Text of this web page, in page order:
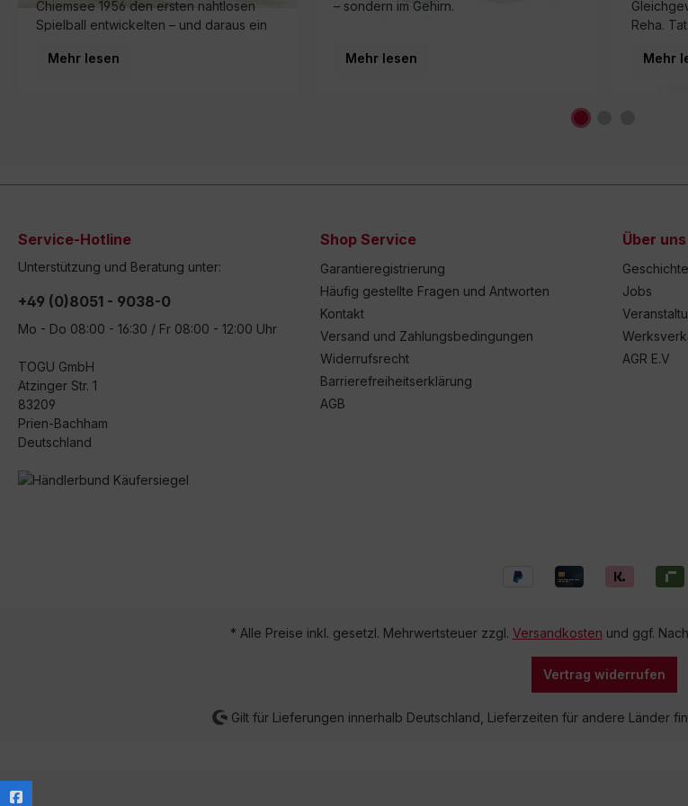
Chiemsee 1956 den ersten nahtlosen
Spielball entwickelten – und daraus ein
in dritter Generation weltweit für
Mehr lesen
– sondern im Gehirn.
Mehr lesen
Reha.
jede
Mehr
Service-Hotline
Unterstützung und Beratung unter:
+49 (0)8051 - 9038-0
Mo - Do 08:00 - 16:30 / Fr 08:00 - 12:00 Uhr
TOGU GmbH
Atzinger Str. 1
83209
Prien-Bachham
Deutschland
Shop Service
Garantieregistrierung
Häufig gestellte Fragen und Antworten
Kontakt
Versand und Zahlungsbedingungen
Widerrufsrecht
Barrierefreiheitserklärung
AGB
Über uns
Jobs
AGR E.V
* Alle Preise inkl. gesetzl. Mehrwertsteuer zzgl. Versandkosten und ggf.
Vertrag widerrufen
Gilt für Lieferungen innerhalb Deutschland, Lieferzeiten für andere Länder